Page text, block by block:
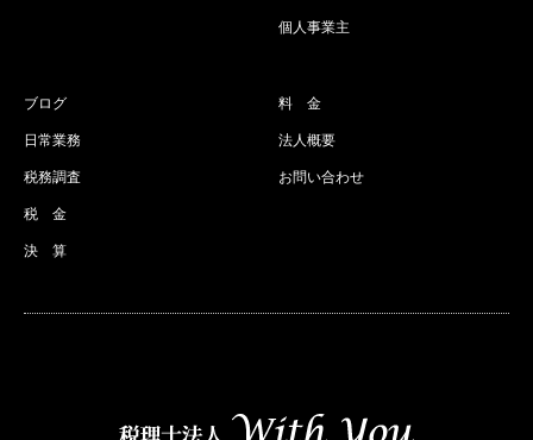
個人事業主
ブログ
日常業務
税務調査
税 金
決 算
料 金
法人概要
お問い合わせ